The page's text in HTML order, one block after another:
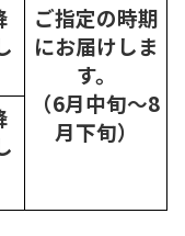
ご指定の時期
にお届けしま
す。
（6月中旬～8
月下旬）